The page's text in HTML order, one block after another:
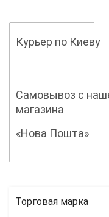
Курьер по Киеву
Самовывоз с
магазина
«Нова Пошта»
Торговая марка